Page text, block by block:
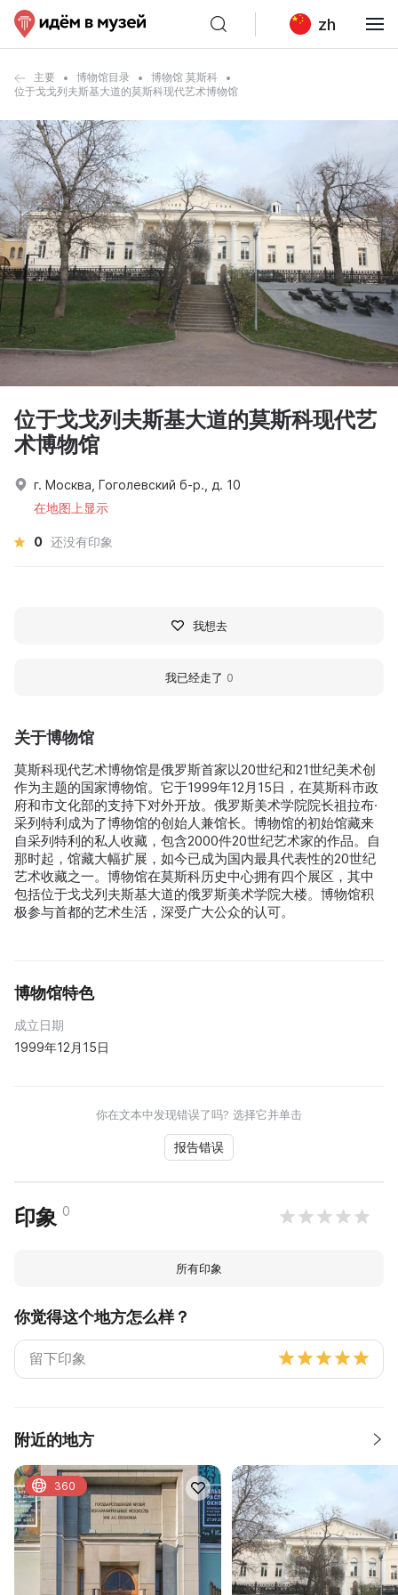
zh
主要 博物馆目录
博物馆 莫斯科
位于戈戈列夫斯基大道的莫斯科现代艺术博物馆
关于博物馆
莫斯科现代艺术博物馆是俄罗斯首家以20世纪和21世纪美术创
作为主题的国家博物馆。它于1999年12月15日，在莫斯科市政
府和市文化部的支持下对外开放。俄罗斯美术学院院长祖拉布·
采列特利成为了博物馆的创始人兼馆长。博物馆的初始馆藏来
自采列特利的私人收藏，包含2000件20世纪艺术家的作品。自
那时起，馆藏大幅扩展，如今已成为国内最具代表性的20世纪
艺术收藏之一。博物馆在莫斯科历史中心拥有四个展区，其中
包括位于戈戈列夫斯基大道的俄罗斯美术学院大楼。博物馆积
极参与首都的艺术生活，深受广大公众的认可。
博物馆特色
成立日期
1999年12月15日
你在文本中发现错误了吗? 选择它并单击
报告错误
印象 0
所有印象
你觉得这个地方怎么样？
附近的地方
360
位于戈戈列夫斯基大道的莫斯科现代艺
术博物馆
г. Москва, Гоголевский б-р., д. 10
在地图上显示
0 还没有印象
我想去
我已经走了 0